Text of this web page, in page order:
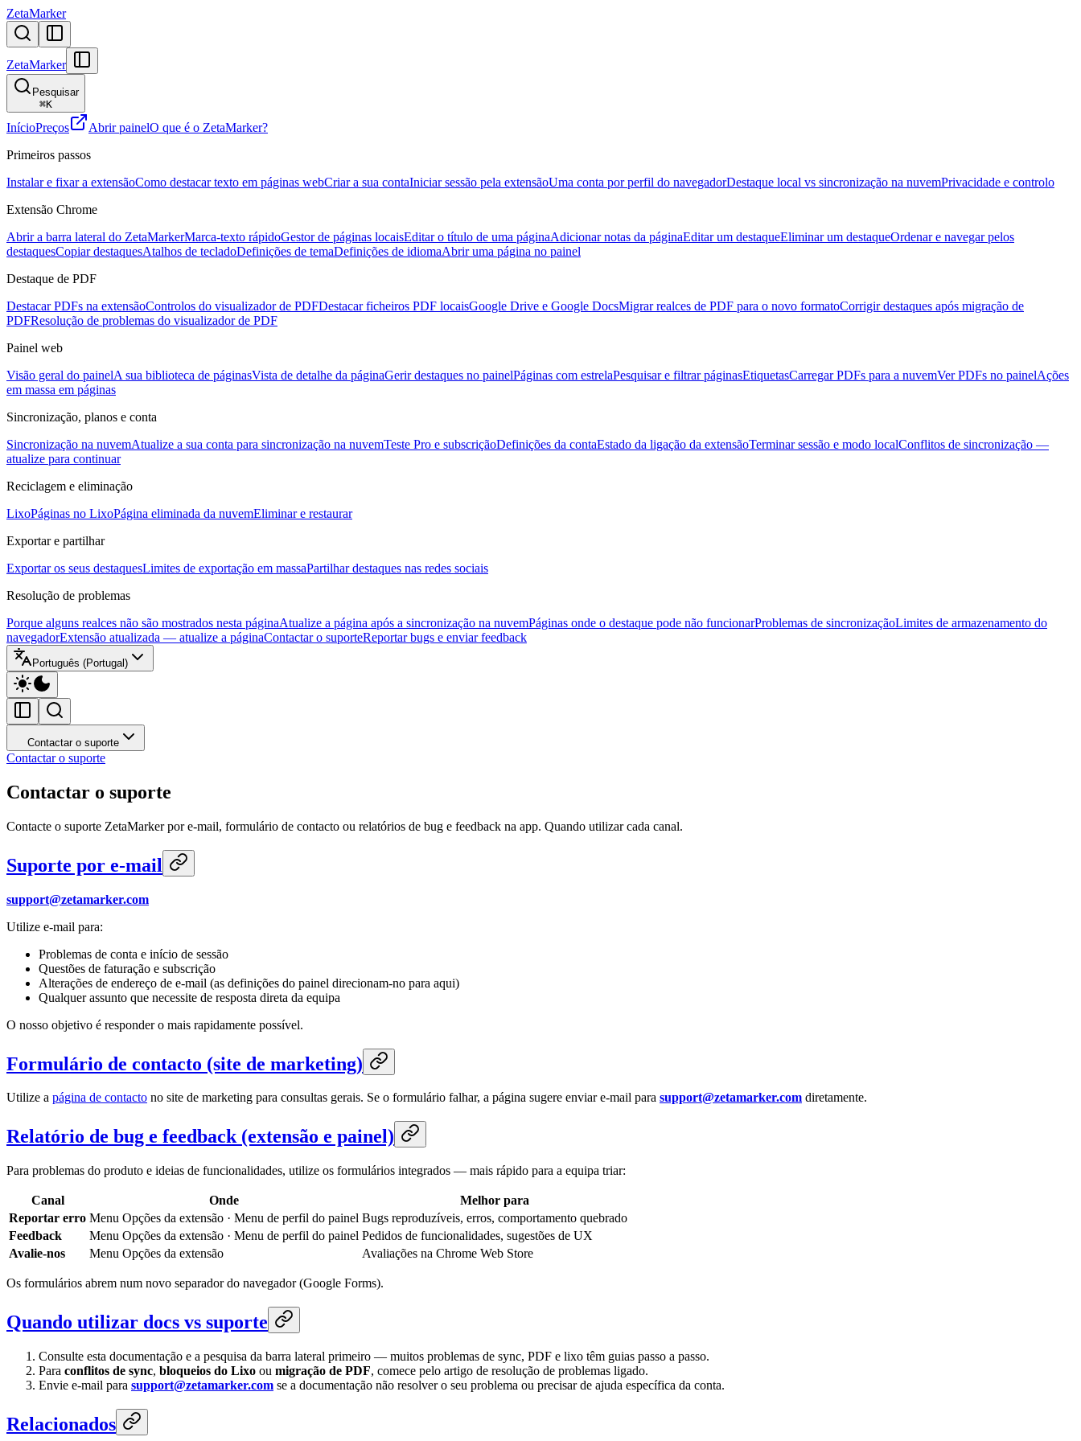
ZetaMarker
ZetaMarker
Pesquisar
⌘K
InícioPreços Abrir painelO que é o ZetaMarker?
Primeiros passos
Instalar e fixar a extensãoComo destacar texto em páginas webCriar a sua contaIniciar sessão pela extensãoUma conta por perfil do navegadorDestaque local vs sincronização na nuvemPrivacidade e controlo
Extensão Chrome
Abrir a barra lateral do ZetaMarkerMarca-texto rápidoGestor de páginas locaisEditar o título de uma páginaAdicionar notas da páginaEditar um destaqueEliminar um destaqueOrdenar e navegar pelos
destaquesCopiar destaquesAtalhos de tecladoDefinições de temaDefinições de idiomaAbrir uma página no painel
Destaque de PDF
Destacar PDFs na extensãoControlos do visualizador de PDFDestacar ficheiros PDF locaisGoogle Drive e Google DocsMigrar realces de PDF para o novo formatoCorrigir destaques após migração de
PDFResolução de problemas do visualizador de PDF
Painel web
Visão geral do painelA sua biblioteca de páginasVista de detalhe da páginaGerir destaques no painelPáginas com estrelaPesquisar e filtrar páginasEtiquetasCarregar PDFs para a nuvemVer PDFs no painelAções
em massa em páginas
Sincronização, planos e conta
Sincronização na nuvemAtualize a sua conta para sincronização na nuvemTeste Pro e subscriçãoDefinições da contaEstado da ligação da extensãoTerminar sessão e modo localConflitos de sincronização —
atualize para continuar
Reciclagem e eliminação
LixoPáginas no LixoPágina eliminada da nuvemEliminar e restaurar
Exportar e partilhar
Exportar os seus destaquesLimites de exportação em massaPartilhar destaques nas redes sociais
Resolução de problemas
Porque alguns realces não são mostrados nesta páginaAtualize a página após a sincronização na nuvemPáginas onde o destaque pode não funcionarProblemas de sincronizaçãoLimites de armazenamento do
navegadorExtensão atualizada — atualize a páginaContactar o suporteReportar bugs e enviar feedback
Português (Portugal)
Contactar o suporte
Contactar o suporte
Contactar o suporte
Contacte o suporte ZetaMarker por e-mail, formulário de contacto ou relatórios de bug e feedback na app. Quando utilizar cada canal.
Suporte por e-mail
support@zetamarker.com
Utilize e-mail para:
Problemas de conta e início de sessão
Questões de faturação e subscrição
Alterações de endereço de e-mail (as definições do painel direcionam-no para aqui)
Qualquer assunto que necessite de resposta direta da equipa
O nosso objetivo é responder o mais rapidamente possível.
Formulário de contacto (site de marketing)
Utilize a página de contacto no site de marketing para consultas gerais. Se o formulário falhar, a página sugere enviar e-mail para support@zetamarker.com diretamente.
Relatório de bug e feedback (extensão e painel)
Para problemas do produto e ideias de funcionalidades, utilize os formulários integrados — mais rápido para a equipa triar:
Canal Onde
Melhor para
Reportar erro Menu Opções da extensão · Menu de perfil do painel Bugs reproduzíveis, erros, comportamento quebrado
Feedback
Menu Opções da extensão · Menu de perfil do painel Pedidos de funcionalidades, sugestões de UX
Avalie-nos
Menu Opções da extensão Avaliações na Chrome Web Store
Os formulários abrem num novo separador do navegador (Google Forms).
Quando utilizar docs vs suporte
Consulte esta documentação e a pesquisa da barra lateral primeiro — muitos problemas de sync, PDF e lixo têm guias passo a passo.
Para conflitos de sync, bloqueios do Lixo ou migração de PDF, comece pelo artigo de resolução de problemas ligado.
Envie e-mail para support@zetamarker.com se a documentação não resolver o seu problema ou precisar de ajuda específica da conta.
Relacionados